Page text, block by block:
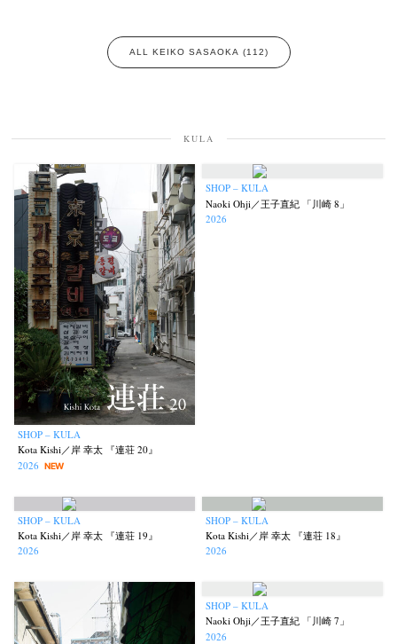
ALL KEIKO SASAOKA (112)
KULA
SHOP – KULA
Kota Kishi／岸 幸太 『連荘 20』
2026
NEW
SHOP – KULA
Naoki Ohji／王子直紀 「川崎 8」
2026
SHOP – KULA
Kota Kishi／岸 幸太 『連荘 19』
2026
SHOP – KULA
Kota Kishi／岸 幸太 『連荘 18』
2026
SHOP – KULA
Naoki Ohji／王子直紀 「川崎 7」
2026